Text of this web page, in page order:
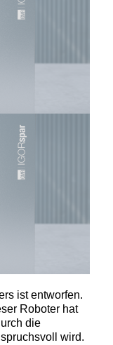
ist entworfen.
Roboter hat
die
wird.